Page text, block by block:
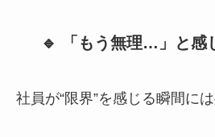
🔹 「もう無理…」と感
社員が“限界”を感じる瞬間に